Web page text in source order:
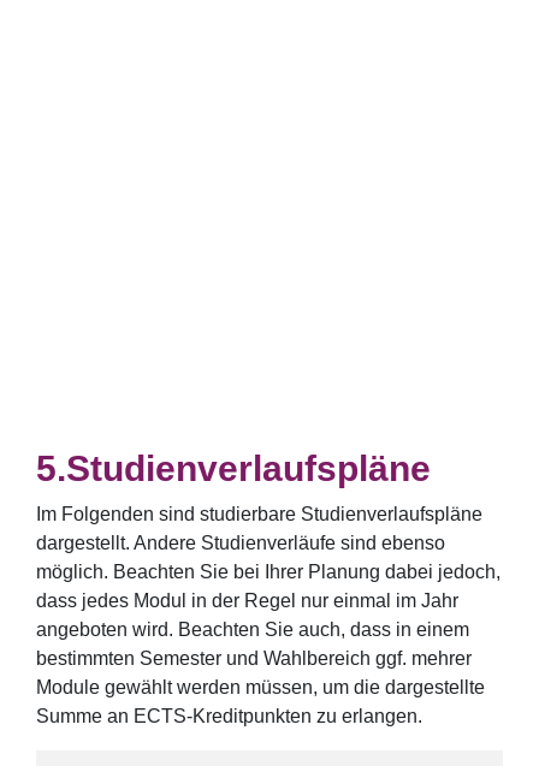
Studienverlaufspläne
Im Folgenden sind studierbare Studienverlaufspläne
dargestellt. Andere Studienverläufe sind ebenso
möglich. Beachten Sie bei Ihrer Planung dabei jedoch,
dass jedes Modul in der Regel nur einmal im Jahr
angeboten wird. Beachten Sie auch, dass in einem
bestimmten Semester und Wahlbereich ggf. mehrer
Module gewählt werden müssen, um die dargestellte
Summe an ECTS-Kreditpunkten zu erlangen.